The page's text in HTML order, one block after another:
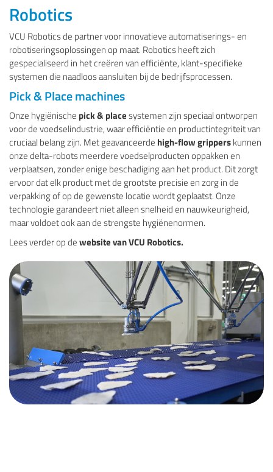
Robotics
VCU Robotics de partner voor innovatieve automatiserings- en
robotiseringsoplossingen op maat. Robotics heeft zich
gespecialiseerd in het creëren van efficiënte, klant-specifieke
systemen die naadloos aansluiten bij de bedrijfsprocessen.
Pick & Place machines
Onze hygiënische pick & placesystemen zijn speciaal ontworpen
voor de voedselindustrie, waar efficiëntie en productintegriteit van
cruciaal belang zijn. Met geavanceerde high-flow gripperskunnen
onze delta-robots meerdere voedselproducten oppakken en
verplaatsen, zonder enige beschadiging aan het product. Dit zorgt
ervoor dat elk product met de grootste precisie en zorg in de
verpakking of op de gewenste locatie wordt geplaatst. Onze
technologie garandeert niet alleen snelheid en nauwkeurigheid,
maar voldoet ook aan de strengste hygiënenormen.
Lees verder op dewebsite van VCU Robotics.